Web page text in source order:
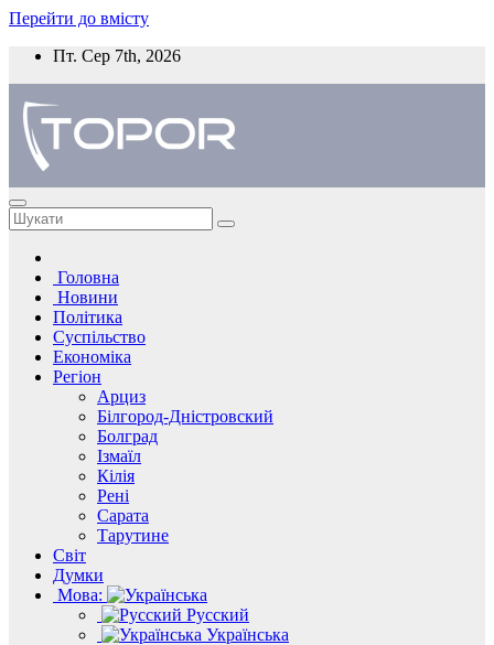
Перейти до вмісту
Пт. Сер 7th, 2026
Головна
Новини
Політика
Суспільство
Економіка
Регіон
Арциз
Білгород-Дністровский
Болград
Ізмаїл
Кілія
Рені
Сарата
Тарутине
Світ
Думки
Мова:
Русский
Українська